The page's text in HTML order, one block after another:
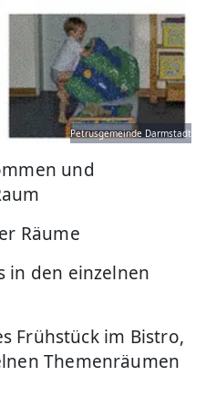
Petrusgemeinde Darmstadt
und
Räume
in den einzelnen
Frühstück im Bistro,
Themenräumen